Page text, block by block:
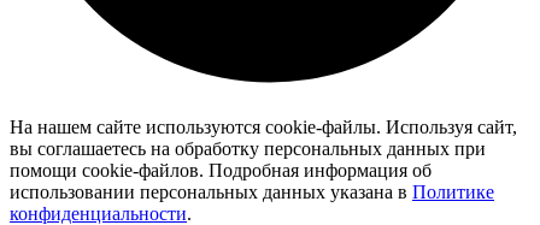
На нашем сайте используются cookie-файлы. Используя сайт,
вы соглашаетесь на обработку персональных данных при
помощи cookie-файлов. Подробная информация об
использовании персональных данных указана в Политике
конфиденциальности.